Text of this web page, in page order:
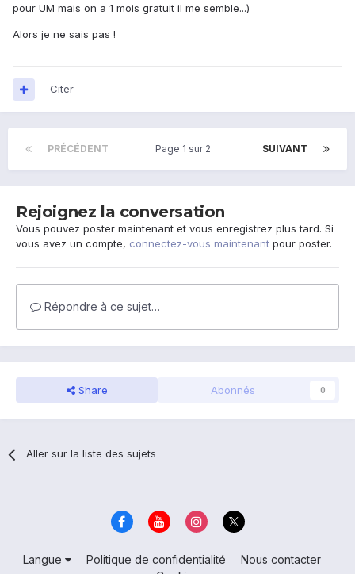
pour UM mais on a 1 mois gratuit il me semble...)
Alors je ne sais pas !
Citer
PRÉCÉDENT SUIVANT
Page 1 sur 2
Rejoignez la conversation
Vous pouvez poster maintenant et vous enregistrez plus tard. Si
vous avez un compte, connectez-vous maintenant pour poster.
Répondre à ce sujet…
Share Abonnés 0
Aller sur la liste des sujets
Langue Politique de confidentialité
Nous contacter